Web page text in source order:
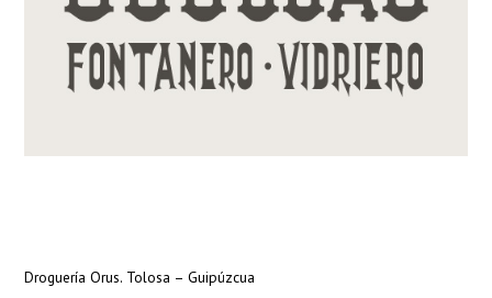
Droguería Orus. Tolosa – Guipúzcua